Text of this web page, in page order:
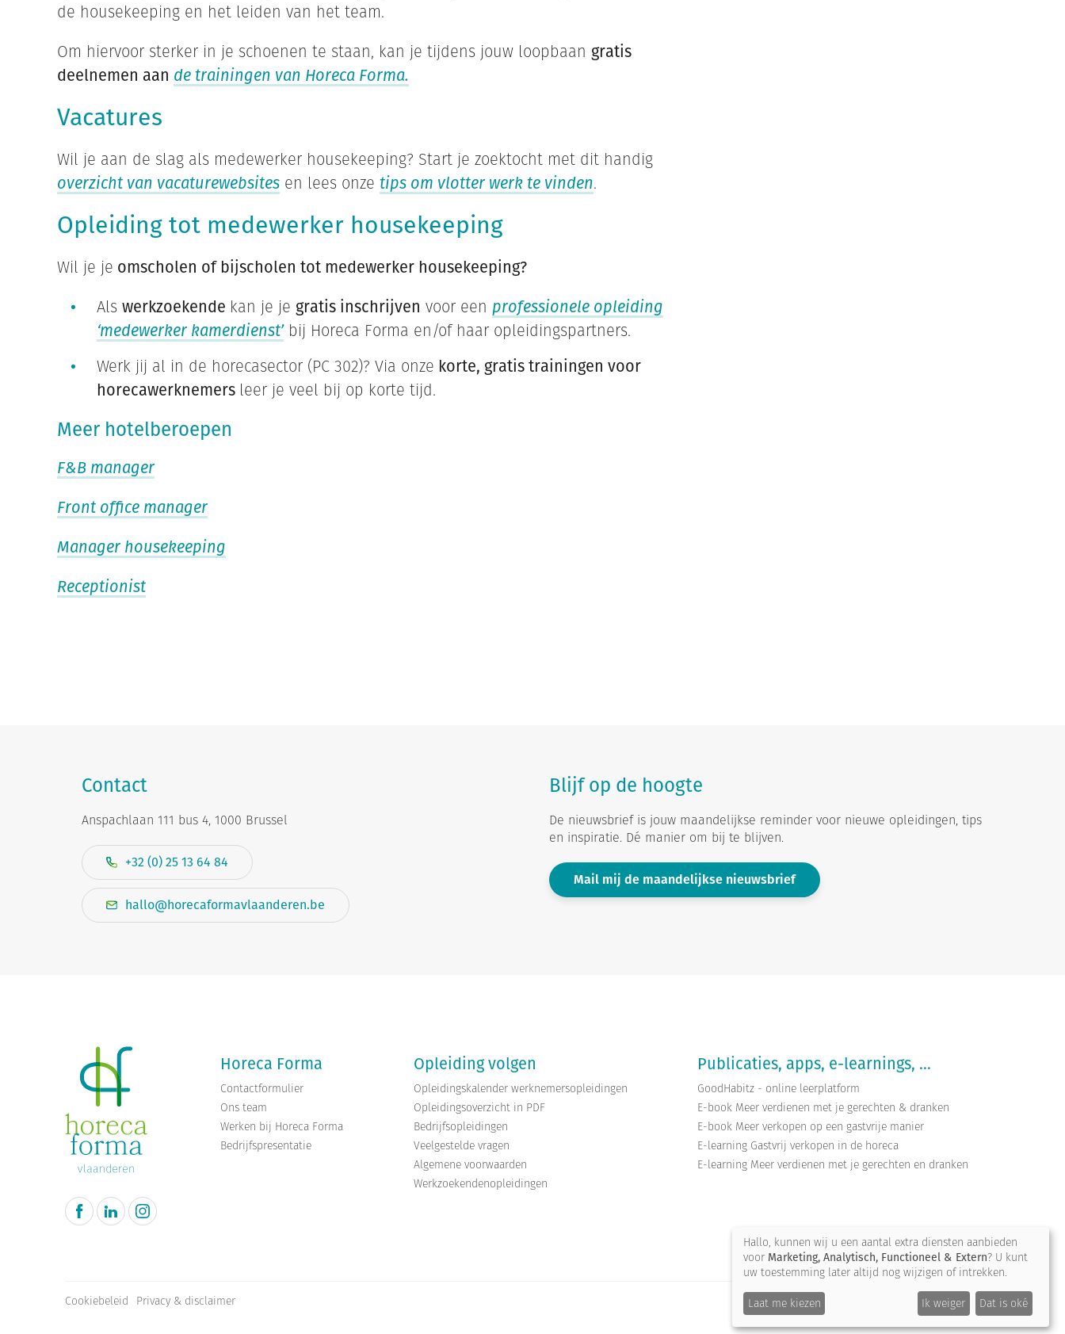
de housekeeping en het leiden van het team.
Om hiervoor sterker in je schoenen te staan, kan je tijdens jouw loopbaan gratis
deelnemen aan de trainingen van Horeca Forma.
Vacatures
Wil je aan de slag als medewerker housekeeping? Start je zoektocht met dit handig
overzicht van vacaturewebsites en lees onze tips om vlotter werk te vinden.
Opleiding tot medewerker housekeeping
Wil je je omscholen of bijscholen tot medewerker housekeeping?
Als werkzoekende kan je je gratis inschrijven voor een professionele opleiding
‘medewerker kamerdienst’bij Horeca Forma en/of haar opleidingspartners.
Werk jij al in de horecasector (PC 302)? Via onze korte, gratis trainingen voor
horecawerknemers leer je veel bij op korte tijd.
Meer hotelberoepen
F&B manager
Front office manager
Manager housekeeping
Receptionist
Contact
Anspachlaan 111 bus 4, 1000 Brussel
+32 (0) 25 13 64 84
hallo@horecaformavlaanderen.be
Blijf op de hoogte
De nieuwsbrief is jouw maandelijkse reminder voor nieuwe opleidingen, tips
en inspiratie. Dé manier om bij te blijven.
Mail mij de maandelijkse nieuwsbrief
Horeca Forma
Contactformulier
Ons team
Werken bij Horeca Forma
Bedrijfspresentatie
Opleiding volgen
Opleidingskalender werknemersopleidingen
Opleidingsoverzicht in PDF
Bedrijfsopleidingen
Veelgestelde vragen
Algemene voorwaarden
Werkzoekendenopleidingen
Publicaties, apps, e-learnings, ...
GoodHabitz - online leerplatform
E-book Meer verdienen met je gerechten & dranken
E-book Meer verkopen op een gastvrije manier
E-learning Gastvrij verkopen in de horeca
E-learning Meer verdienen met je gerechten en dranken
Cookiebeleid Privacy & disclaimer
Site
by
wieni
Hallo, kunnen wij u een aantal extra diensten aanbieden
voor Marketing, Analytisch, Functioneel & Extern? U kunt
uw toestemming later altijd nog wijzigen of intrekken.
Laat me kiezen
Ik weiger Dat is oké